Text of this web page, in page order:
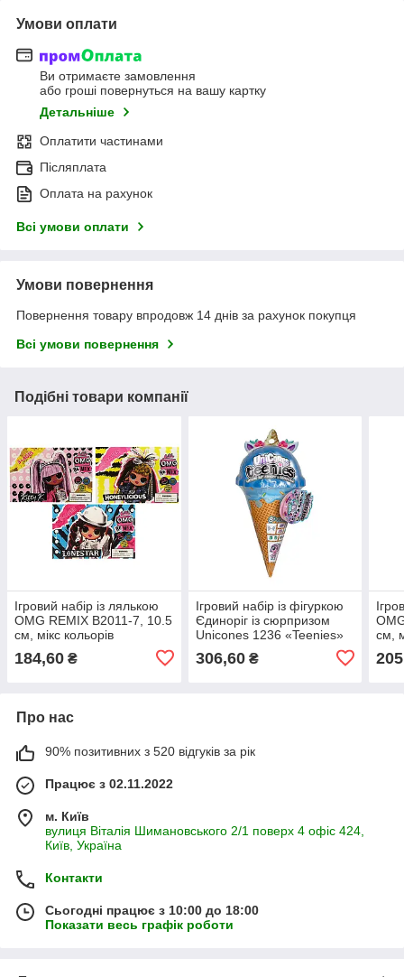
Умови оплати
Ви отримаєте замовлення
або гроші повернуться на вашу картку
Детальніше
Оплатити частинами
Післяплата
Оплата на рахунок
Всі умови оплати
Умови повернення
Повернення товару впродовж 14 днів за рахунок покупця
Всі умови повернення
Подібні товари компанії
Ігровий набір із лялькою
OMG REMIX B2011-7, 10.5
см, мікс кольорів
184,60 ₴
Ігровий набір із фігуркою
Єдиноріг із сюрпризом
Unicones 1236 «Teenies»
306,60₴
см,
Про нас
90% позитивних з 520 відгуків за рік
Працює з 02.11.2022
м. Київ
вулиця Віталія Шимановського 2/1 поверх 4 офіс 424,
Київ, Україна
Контакти
Сьогодні працює з 10:00 до 18:00
Показати весь графік роботи